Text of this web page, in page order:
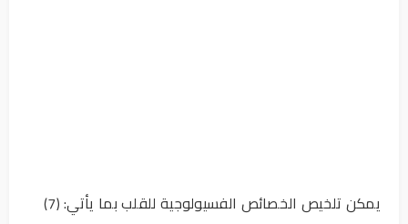
يمكن تلخيص الخصائص الفسيولوجية للقلب بما يأتي: (7)